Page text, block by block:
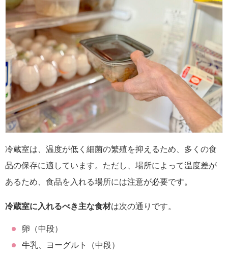
冷蔵室は、温度が低く細菌の繁殖を抑えるため、多くの食
品の保存に適しています。ただし、場所によって温度差が
あるため、食品を入れる場所には注意が必要です。
冷蔵室に入れるべき主な食材は次の通りです。
卵（中段）
牛乳、ヨーグルト（中段）